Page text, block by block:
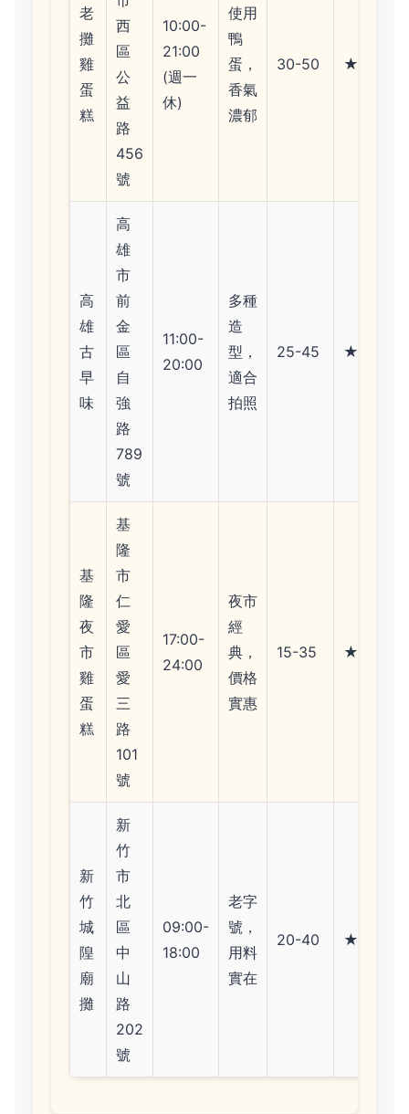
老
攤
雞
蛋
糕
西
區
公
益
路
456
號
10:00-
21:00
(週一
休)
使用
鴨
蛋，
香氣
濃郁
30-50
高
雄
古
早
味
高
雄
市
前
金
區
自
強
路
789
號
11:00-
20:00
多種
造
型，
適合
拍照
25-45
基
隆
夜
市
雞
蛋
糕
基
隆
市
仁
愛
區
愛
三
路
101
號
17:00-
24:00
夜市
經
典，
價格
實惠
15-35
新
竹
城
隍
廟
攤
新
竹
市
北
區
中
山
路
202
號
09:00-
18:00
老字
號，
用料
實在
20-40